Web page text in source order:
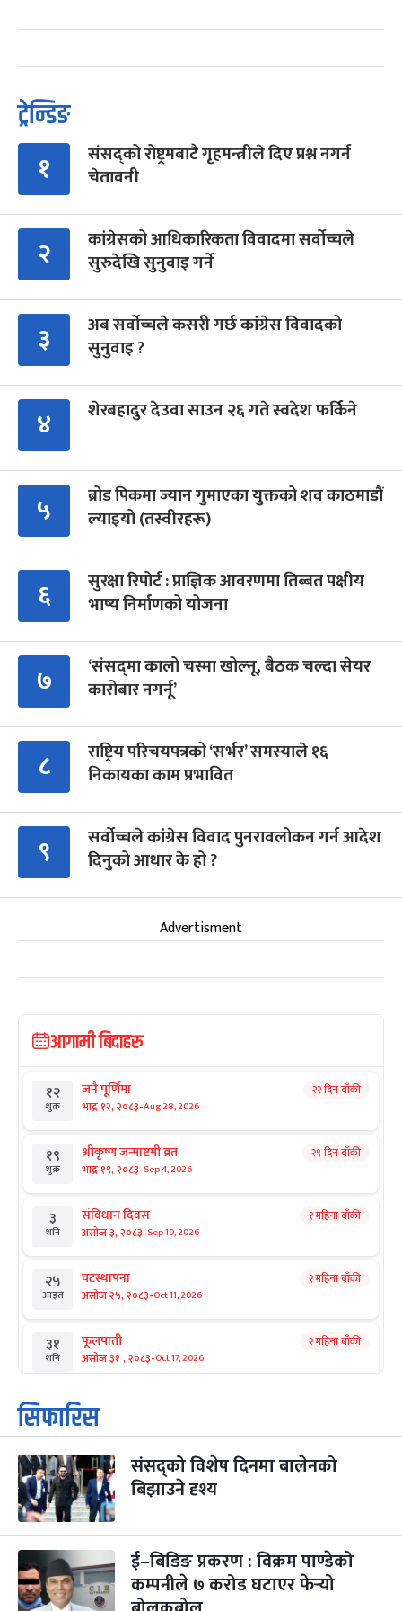
ट्रेन्डिङ
१
संसद्को रोष्ट्रमबाटै गृहमन्त्रीले दिए प्रश्न नगर्न
चेतावनी
२
कांग्रेसको आधिकारिकता विवादमा सर्वोच्चले
सुरुदेखि सुनुवाइ गर्ने
३
अब सर्वोच्चले कसरी गर्छ कांग्रेस विवादको
सुनुवाइ ?
४ शेरबहादुर देउवा साउन २६ गते स्वदेश फर्किने
५
ब्रोड पिकमा ज्यान गुमाएका युक्तको शव काठमाडौं
ल्याइयो (तस्वीरहरू)
६
सुरक्षा रिपोर्ट : प्राज्ञिक आवरणमा तिब्बत पक्षीय
भाष्य निर्माणको योजना
७
‘संसद्‍मा कालो चस्मा खोल्नू, बैठक चल्दा सेयर
कारोबार नगर्नू’
८
राष्ट्रिय परिचयपत्रको ‘सर्भर’ समस्याले १६
निकायका काम प्रभावित
९
सर्वोच्चले कांग्रेस विवाद पुनरावलोकन गर्न आदेश
दिनुको आधार के हो ?
Advertisment
आगामी बिदाहरु
१२
शुक्र
जनै पूर्णिमा
भाद्र १२, २०८३-Aug 28, 2026
२२ दिन बाँकी
१९
शुक्र
श्रीकृष्ण जन्माष्टमी व्रत
भाद्र १९, २०८३-Sep 4, 2026
२९ दिन बाँकी
३
शनि
संविधान दिवस
असोज ३, २०८३-Sep 19, 2026
१ महिना बाँकी
२५
आइत
घटस्थापना
असोज २५, २०८३-Oct 11, 2026
२ महिना बाँकी
३१
शनि
फूलपाती
असोज ३१ , २०८३-Oct 17, 2026
२ महिना बाँकी
१
आइत
कार्तिक सङ्क्रान्ति
कार्तिक १, २०८३
३
मंगल
महानवमी
कार्तिक ३, २०८३-Oct 20, 2026
२ महिना बाँकी
४
बुध कार्तिक ४, २०८३ -Oct 21, 2026
५ पापा‌ङ्कुशा एकादशी व्रत २ महिना बाँकी
सिफारिस
संसद्को विशेष दिनमा बालेनको
बिझाउने दृश्य
ई–बिडिङ प्रकरण : विक्रम पाण्डेको
कम्पनीले ७ करोड घटाएर फेर्‍यो